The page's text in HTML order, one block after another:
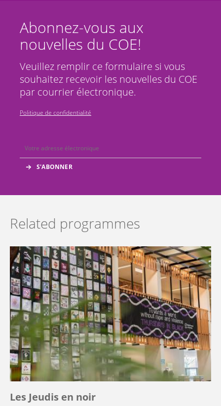
Abonnez-vous aux
nouvelles du COE!
Veuillez remplir ce formulaire si vous
souhaitez recevoir les nouvelles du COE
par courrier électronique.
Politique de confidentialité
Related programmes
Les Jeudis en noir